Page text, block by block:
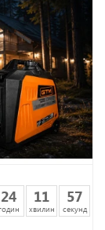
24 11
хвилин
54
секунд